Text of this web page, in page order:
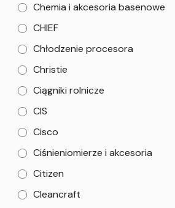
Chemia i akcesoria basenowe
CHIEF
Chłodzenie procesora
Christie
Ciągniki rolnicze
CIS
Cisco
Ciśnieniomierze i akcesoria
Citizen
Cleancraft